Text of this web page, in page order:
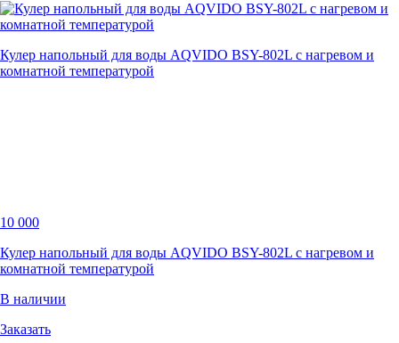
Кулер напольный для воды AQVIDO BSY-802L с нагревом и
комнатной температурой
10 000
Кулер напольный для воды AQVIDO BSY-802L с нагревом и
комнатной температурой
В наличии
Заказать